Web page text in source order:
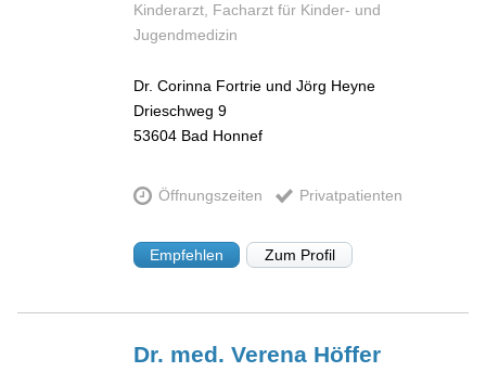
Kinderarzt, Facharzt für Kinder- und
Jugendmedizin
Dr. Corinna Fortrie und Jörg Heyne
Drieschweg 9
53604 Bad Honnef
Öffnungszeiten Privatpatienten
Empfehlen Zum Profil
Dr. med. Verena Höffer